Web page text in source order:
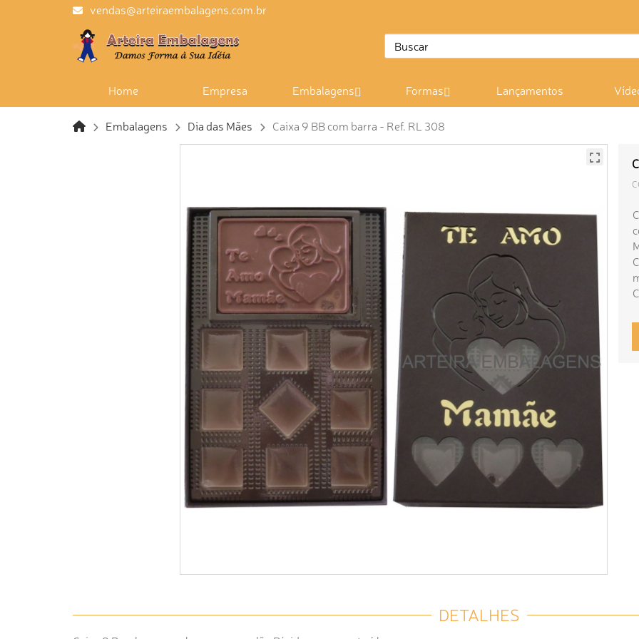
vendas@arteiraembalagens.com.br
Home Empresa Embalagens Formas Lançamentos
Embalagens Dia das Mães Caixa 9 BB com barra - Ref. RL 308
DETALHES